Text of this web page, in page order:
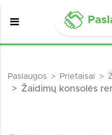
Paslaugos Prietaisai
Žaidimų konsolės